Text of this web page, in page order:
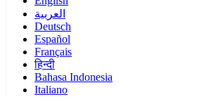
العربية
Deutsch
Español
Français
हिन्दी
Bahasa Indonesia
Italiano